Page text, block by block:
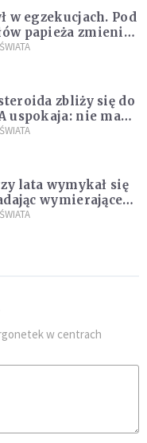
w egzekucjach. Pod
papieża zmienił
zbliży się do
uspokaja: nie ma
lata wymykał się
wymierające
popełnił
w centrach